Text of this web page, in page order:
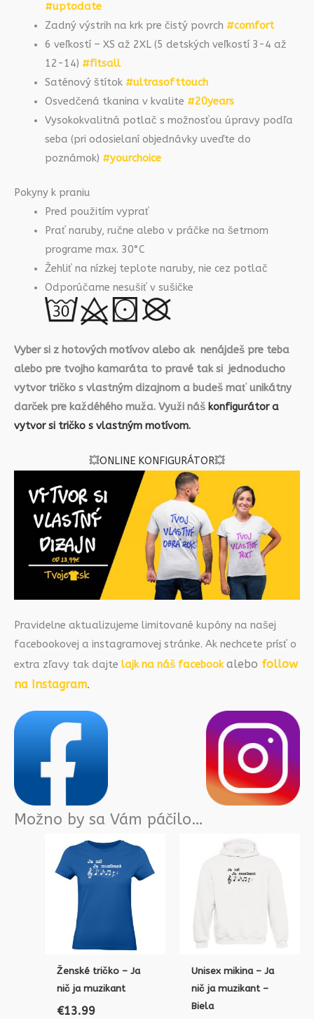
#uptodate
Zadný výstrih na krk pre čistý povrch #comfort
6 veľkostí – XS až 2XL (5 detských veľkostí 3-4 až
12-14) #fitsall
Saténový štítok #ultrasofttouch
Osvedčená tkanina v kvalite #20years
Vysokokvalitná potlač s možnosťou úpravy podľa
seba (pri odosielaní objednávky uveďte do
poznámok) #yourchoice
Pokyny k praniu
Pred použitím vyprať
Prať naruby, ručne alebo v práčke na šetrnom
programe max. 30°C
Žehliť na nízkej teplote naruby, nie cez potlač
Odporúčame nesušiť v sušičke
Vyber si z hotových motívov alebo ak nenájdeš pre teba
alebo pre tvojho kamaráta to pravé tak si jednoducho
vytvor tričko s vlastným dizajnom a budeš mať unikátny
darček pre každéhého muža. Využi náš konfigurátor a
vytvor si tričko s vlastným motívom.
💥ONLINE KONFIGURÁTOR💥
Pravidelne aktualizujeme limitované kupóny na našej
facebookovej a instagramovej stránke. Ak nechcete prísť o
extra zľavy tak dajte lajk na náš facebookalebo follow
na Instagram.
Možno by sa Vám páčilo…
Ženské tričko – Ja
nič ja muzikant
€13.99
Unisex mikina – Ja
nič ja muzikant –
Biela